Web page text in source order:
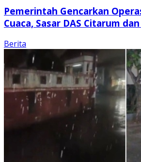
Pemerintah Gencarkan
Cuaca, Sasar DAS Citarum
Berita